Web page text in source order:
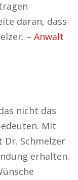
daran, dass
– Anwalt
nicht das
Mit
Schmelzer
erhalten.